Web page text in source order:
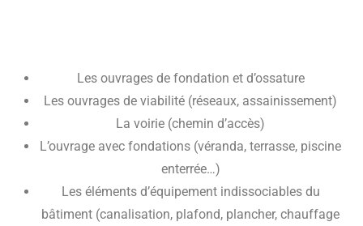
Les ouvrages de fondation et d’ossature
Les ouvrages de viabilité (réseaux, assainissement)
La voirie (chemin d’accès)
L’ouvrage avec fondations (véranda, terrasse, piscine
enterrée…)
Les éléments d’équipement indissociables du
bâtiment (canalisation, plafond, plancher, chauffage